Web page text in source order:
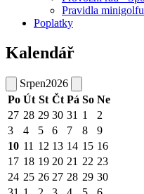
Pravidla minigolfu
Poplatky
Kalendář
Srpen2026
Po Út St Čt Pá So Ne
27 28 29 30 31 1
2
3
4 5 6 7 8
9
10 11 12 13 14 15 16
17 18 19 20 21 22 23
24 25 26 27 28 29 30